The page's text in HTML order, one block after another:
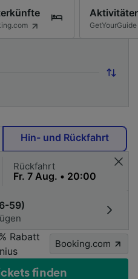
GetYourGuide
Hin- und Rückfahrt
Rückfahrt
59)
Rabatt
Booking.com
finden